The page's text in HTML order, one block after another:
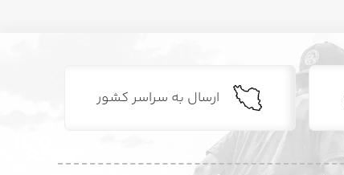
ارسال به سراسر کشور